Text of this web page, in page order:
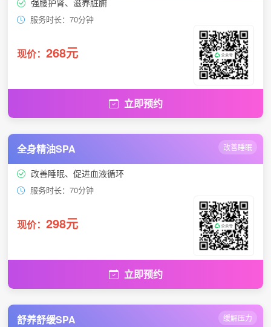
强腰护肾、滋养脏腑
服务时长：70分钟
现价： 268元
立即预约
全身精油SPA 改善睡眠
改善睡眠、促进血液循环
服务时长：70分钟
现价： 298元
立即预约
舒养舒缓SPA 缓解压力